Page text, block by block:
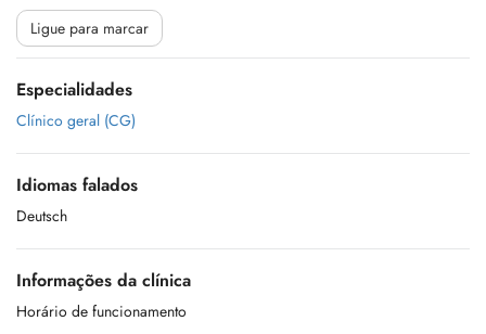
Ligue para marcar
Especialidades
Clínico geral (CG)
Idiomas falados
Deutsch
Informações da clínica
Horário de funcionamento